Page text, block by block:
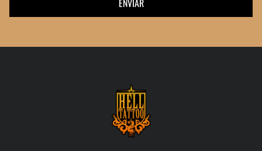
ENVIAR